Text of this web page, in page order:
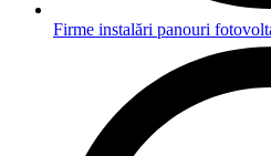
Firme instalări panouri